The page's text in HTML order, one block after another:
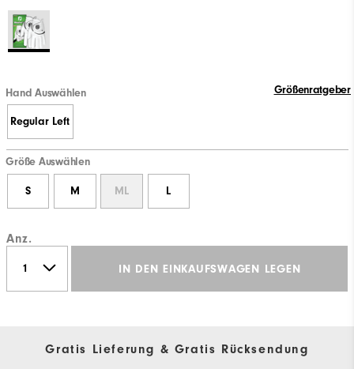
Hand Auswählen Größenratgeber
Regular Left
Größe Auswählen
S M ML L
Anz.
IN DEN EINKAUFSWAGEN LEGEN
Gratis Lieferung & Gratis Rücksendung